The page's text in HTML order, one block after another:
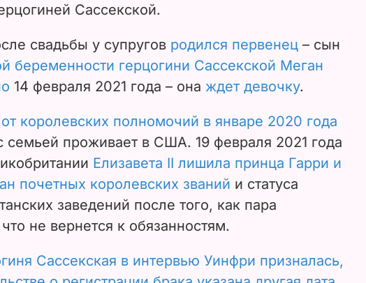
Сассекской.
свадьбы у супругов родился первенец – сын
беременности герцогини Сассекской Меган
14 февраля 2021 года – она ждет девочку.
от королевских полномочий в январе 2020 года
семьей проживает в США. 19 февраля 2021 года
Елизавета II лишила принца Гарри и
почетных королевских званий и статуса
заведений после того, как пара
не вернется к обязанностям.
Сассекская в интервью Уинфри призналась,